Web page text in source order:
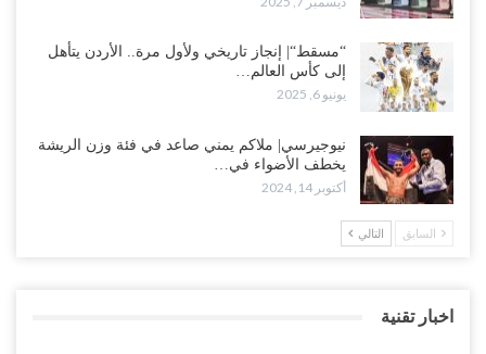
“مسقط“| إنجاز تاريخي ولأول مرة.. الأردن يتأهل
إلى كأس العالم…
يونيو 6, 2025
نيوجيرسي| ملاكم يمني صاعد في فئة وزن الريشة
يخطف الأضواء في…
أكتوبر 14, 2024
السابق التالي
اخبار تقنية